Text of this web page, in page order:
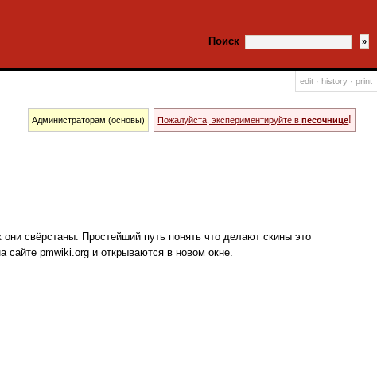
Поиск
edit ·history ·print
Пожалуйста, экспериментируйте впесочнице!
Администраторам (основы)
свёрстаны. Простейший путь понять что делают скины это
pmwiki.org и открываются в новом окне.